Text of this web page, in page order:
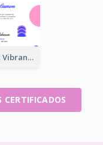
Vintage And Classic Vibrant Certificate Design Ideas